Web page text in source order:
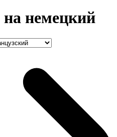
на немецкий